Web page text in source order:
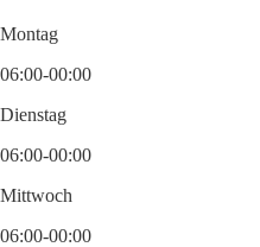
Montag
06:00-00:00
Dienstag
06:00-00:00
Mittwoch
06:00-00:00